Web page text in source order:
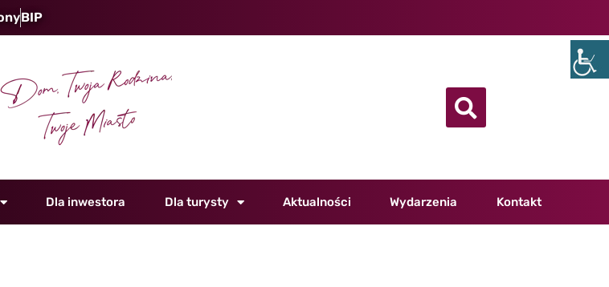
BIP
Dla inwestora Dla turysty Aktualności Wydarzenia Kontakt